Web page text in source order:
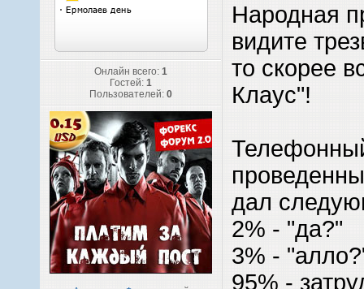
Онлайн всего: 1
Гостей: 1
Пользователей: 0
Народная
видите
то скорее
Клаус"!
дал
2% - "да?"
3% -
95% -